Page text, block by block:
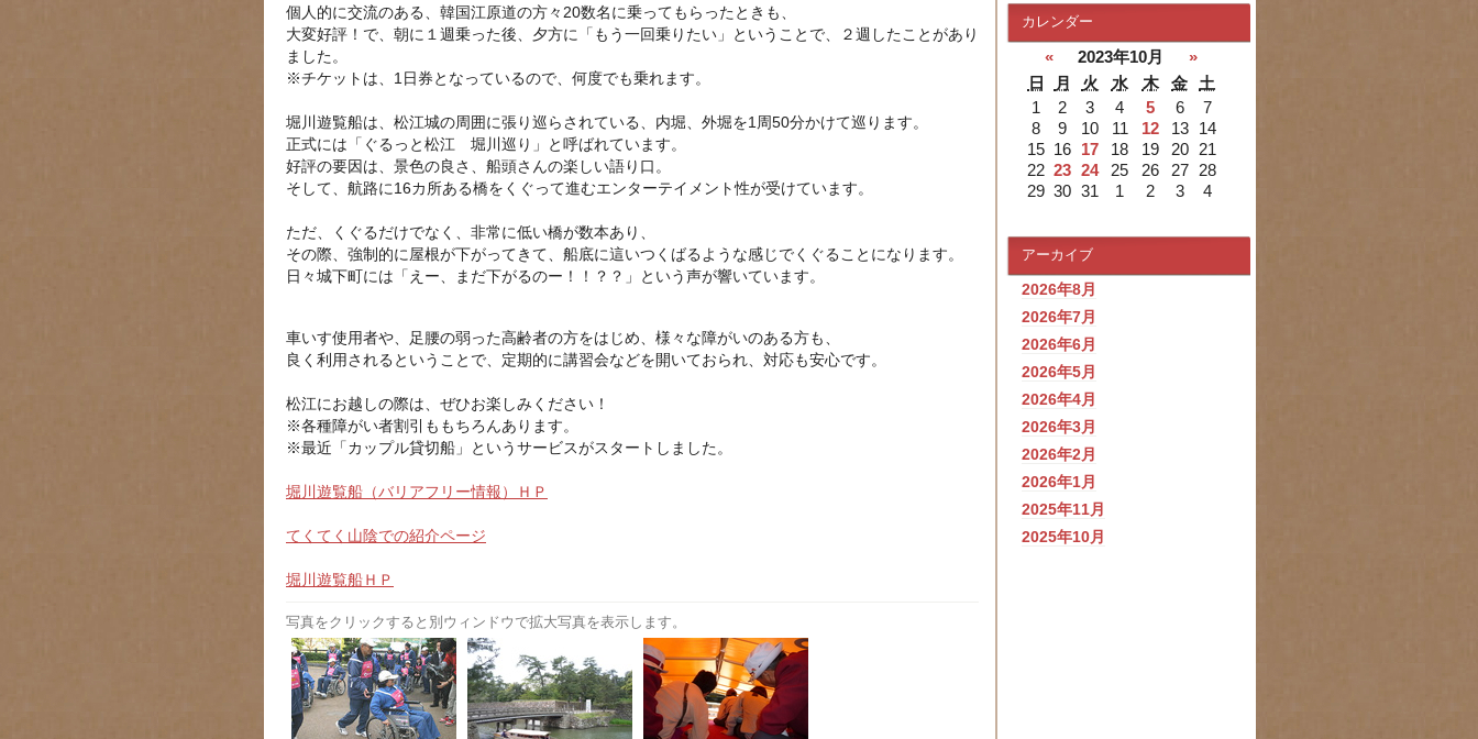
個人的に交流のある、韓国江原道の方々20数名に乗ってもらったときも、
大変好評！で、朝に１週乗った後、夕方に「もう一回乗りたい」ということで、２週したことがあり
ました。
※チケットは、1日券となっているので、何度でも乗れます。
堀川遊覧船は、松江城の周囲に張り巡らされている、内堀、外堀を1周50分かけて巡ります。
正式には「ぐるっと松江 堀川巡り」と呼ばれています。
好評の要因は、景色の良さ、船頭さんの楽しい語り口。
そして、航路に16カ所ある橋をくぐって進むエンターテイメント性が受けています。
ただ、くぐるだけでなく、非常に低い橋が数本あり、
その際、強制的に屋根が下がってきて、船底に這いつくばるような感じでくぐることになります。
日々城下町には「えー、まだ下がるのー！！？？」という声が響いています。
車いす使用者や、足腰の弱った高齢者の方をはじめ、様々な障がいのある方も、
良く利用されるということで、定期的に講習会などを開いておられ、対応も安心です。
松江にお越しの際は、ぜひお楽しみください！
※各種障がい者割引ももちろんあります。
※最近「カップル貸切船」というサービスがスタートしました。
堀川遊覧船（バリアフリー情報）ＨＰ
てくてく山陰での紹介ページ
堀川遊覧船ＨＰ
写真をクリックすると別ウィンドウで拡大写真を表示します。
カレンダー
« 2023年10月
»
日
月 火 水 木 金
土
1
2 3 4 5 6
7
8
9 10 11 12 13
14
15 16 17 18 19 20
21
22 23 24 25 26 27
28
29 30 31 1 2 3 4
アーカイブ
2026年8月
2026年7月
2026年6月
2026年5月
2026年4月
2026年3月
2026年2月
2026年1月
2025年11月
2025年10月